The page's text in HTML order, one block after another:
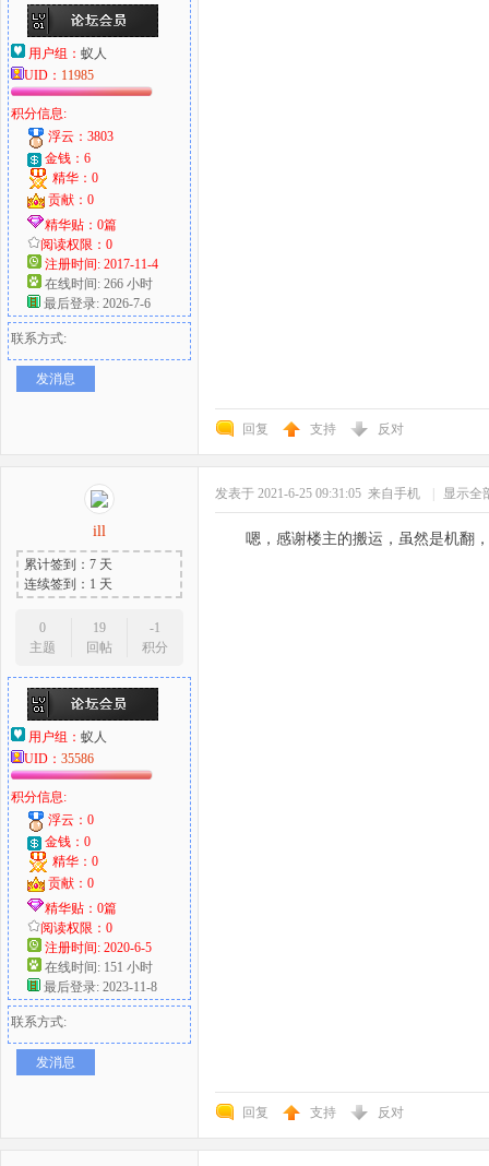
用户组： 蚁人
UID： 11985
积分信息:
浮云：3803
金钱：6
精华：0
贡献：0
精华贴：0篇
阅读权限：0
注册时间: 2017-11-4
在线时间: 266 小时
最后登录: 2026-7-6
联系方式:
发消息
回复 支持 反对
ill
累计签到：7 天
连续签到：1 天
0
主题
19
回帖
-1
积分
用户组： 蚁人
UID： 35586
积分信息:
浮云：0
金钱：0
精华：0
贡献：0
精华贴：0篇
阅读权限：0
注册时间: 2020-6-5
在线时间: 151 小时
最后登录: 2023-11-8
联系方式:
发消息
发表于 2021-6-25 09:31:05 来自手机 显示全
嗯，感谢楼主的搬运，虽然是机翻
回复 支持 反对